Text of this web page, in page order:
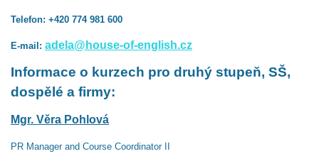
Telefon: +420 774 981 600
E-mail: adela@house-of-english.cz
Informace o kurzech pro druhý stupeň, SŠ,
dospělé a firmy:
Mgr. Věra Pohlová
PR Manager and Course Coordinator II